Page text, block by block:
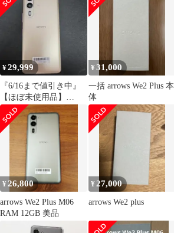
¥29,999
『6/16まで値引き中』
【ほぼ未使用品】
arrows We2 plus ゴール
ド
¥31,000
一括 arrows We2 Plus 本
体
¥ 26,800
arrows We2 Plus M06
RAM 12GB 美品
¥ 27,000
arrows We2 plus